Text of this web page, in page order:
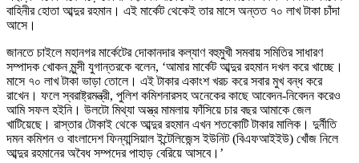
বাহিনীর হোতা আব্দুর রহমান। এই মার্কেট থেকেই তার মাসে অন্তত ৭০ লাখ টাকা চাঁদা
আসে।
জানতে চাইলে মহানগর মার্কেটের দোকানদার কল্যাণ বহুমুখী সমবায় সমিতির সাধারণ
সম্পাদক খোকন মুন্সী যুগান্তরকে বলেন, ‘আমার মার্কেট আব্দুর রহমান দখল করে খাচ্ছে।
মাসে ৭০ লাখ টাকা ভাড়া তোলে। এই টাকার একাংশ খরচ করে সবার মুখ বন্ধ করে
রাখেন। ফলে স্বরাষ্ট্রমন্ত্রী, পুলিশ কমিশনারসহ অনেকের কাছে আবেদন-নিবেদন করেও
আমি সফল হইনি। উলটো মিথ্যা অস্ত্র মামলায় ফাঁসিয়ে চার বছর আমাকে জেল
খাটিয়েছে। রাস্তার টোকাই থেকে আব্দুর রহমান এখন শতকোটি টাকার মালিক। দুর্নীতি
দমন কমিশন ও বাংলাদেশ ফিন্যান্সিয়াল ইন্টেলিজেন্স ইউনিট (বিএফআইইউ) খোঁজ নিলে
আব্দুর রহমানের অবৈধ সম্পদের পাহাড় বেরিয়ে আসবে।’